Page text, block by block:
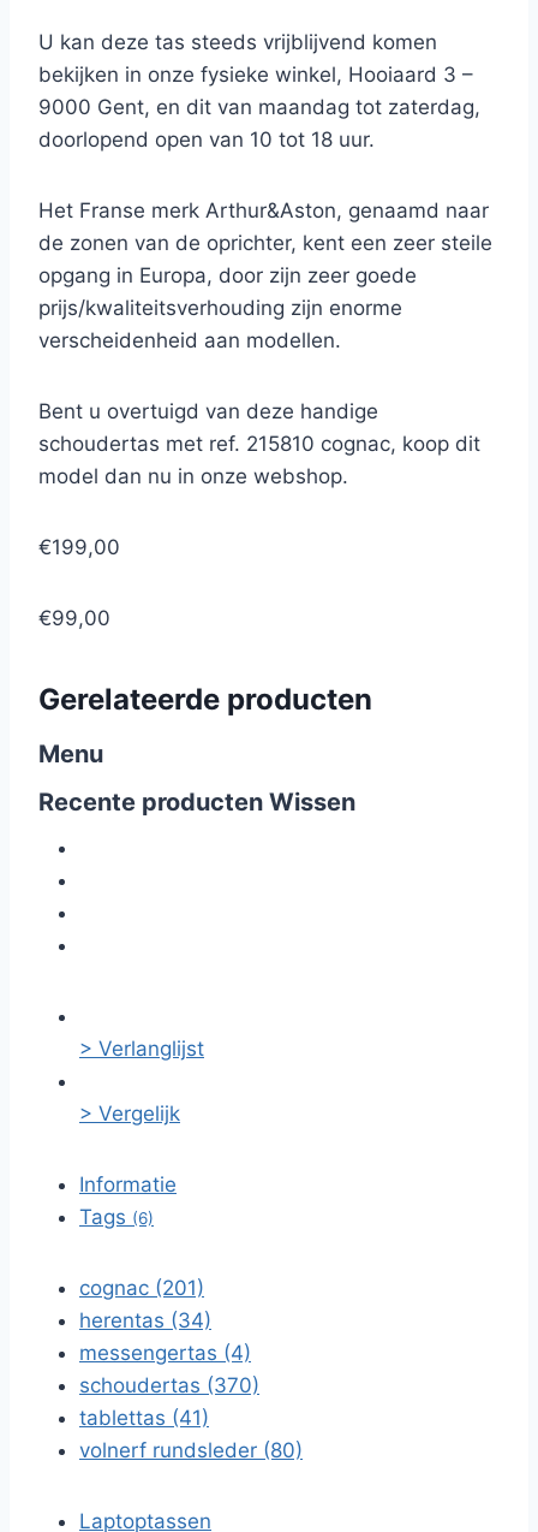
U kan deze tas steeds vrijblijvend komen
bekijken in onze fysieke winkel, Hooiaard 3 –
9000 Gent, en dit van maandag tot zaterdag,
doorlopend open van 10 tot 18 uur.
Het Franse merk Arthur&Aston, genaamd naar
de zonen van de oprichter, kent een zeer steile
opgang in Europa, door zijn zeer goede
prijs/kwaliteitsverhouding zijn enorme
verscheidenheid aan modellen.
Bent u overtuigd van deze handige
schoudertas met ref. 215810 cognac, koop dit
model dan nu in onze webshop.
€199,00
€99,00
Gerelateerde producten
Menu
Recente producten Wissen
> Verlanglijst
> Vergelijk
Informatie
Tags (6)
cognac (201)
herentas (34)
messengertas (4)
schoudertas (370)
tablettas (41)
volnerf rundsleder (80)
Laptoptassen